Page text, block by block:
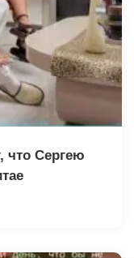
что Сергею